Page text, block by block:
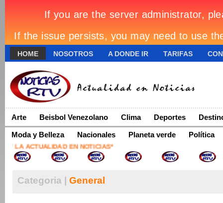
HOME NOSOTROS A DONDE IR TARIFAS
Arte Beisbol Venezolano Clima Deportes
Moda y Belleza Nacionales Planeta verde Política
ACTUALIDAD EN NOTICIAS*
Categoria | General